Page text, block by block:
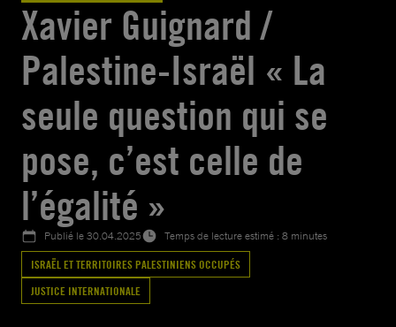
Xavier Guignard /
Palestine-Israël « La
seule question qui se
pose, c’est celle de
l’égalité »
Publié le30.04.2025
Temps de lecture estimé : 8 minutes
ISRAËL ET TERRITOIRES PALESTINIENS OCCUPÉS
JUSTICE INTERNATIONALE